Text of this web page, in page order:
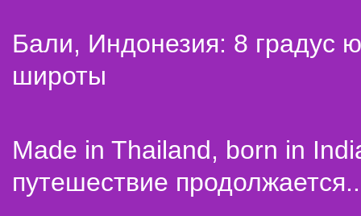
Бали, Индонезия: 8 градус
широты
Made in Thailand, born in
путешествие